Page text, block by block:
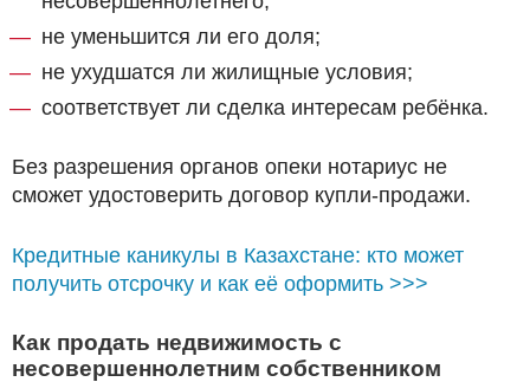
не уменьшится ли его доля;
не ухудшатся ли жилищные условия;
соответствует ли сделка интересам ребёнка.
Без разрешения органов опеки нотариус не
сможет удостоверить договор купли-продажи.
Кредитные каникулы в Казахстане: кто может
получить отсрочку и как её оформить >>>
Как продать недвижимость с
несовершеннолетним собственником